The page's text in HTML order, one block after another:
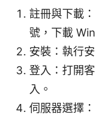
註冊與下載
號，下載
安裝：執行
登入：打開
入。
伺服器選擇